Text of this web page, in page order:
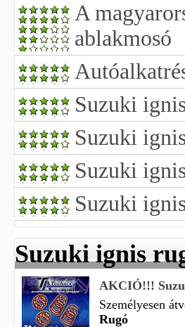
A
ablakmosó
Suzuki
Suzuki
Suzuki
Suzuki
Suzuki ignis
AKCIÓ!!!
Személyesen
Rugó